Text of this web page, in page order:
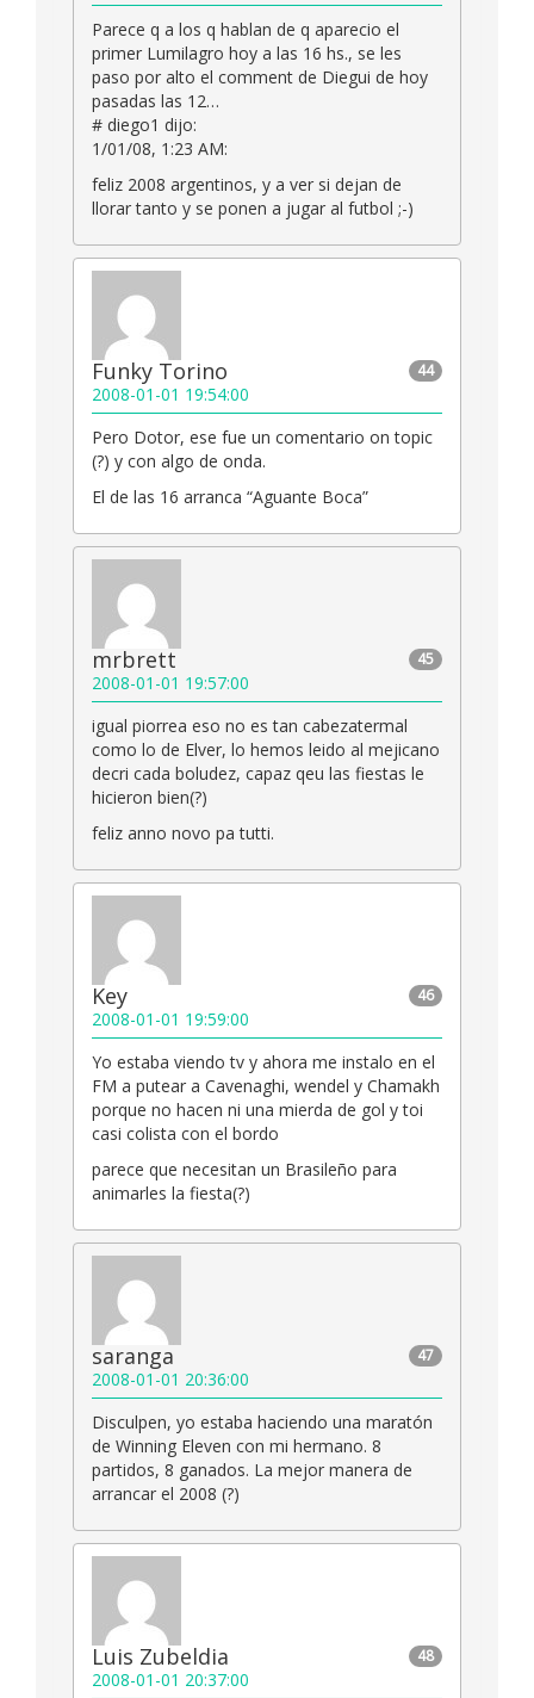
Parece q a los q hablan de q aparecio el
primer Lumilagro hoy a las 16 hs., se les
paso por alto el comment de Diegui de hoy
pasadas las 12…
# diego1 dijo:
1/01/08, 1:23 AM:
feliz 2008 argentinos, y a ver si dejan de
llorar tanto y se ponen a jugar al futbol ;-)
44
Funky Torino
2008-01-01 19:54:00
Pero Dotor, ese fue un comentario on topic
(?) y con algo de onda.
El de las 16 arranca “Aguante Boca”
45
mrbrett
2008-01-01 19:57:00
igual piorrea eso no es tan cabezatermal
como lo de Elver, lo hemos leido al mejicano
decri cada boludez, capaz qeu las fiestas le
hicieron bien(?)
feliz anno novo pa tutti.
46
Key
2008-01-01 19:59:00
Yo estaba viendo tv y ahora me instalo en el
FM a putear a Cavenaghi, wendel y Chamakh
porque no hacen ni una mierda de gol y toi
casi colista con el bordo
parece que necesitan un Brasileño para
animarles la fiesta(?)
47
saranga
2008-01-01 20:36:00
Disculpen, yo estaba haciendo una maratón
de Winning Eleven con mi hermano. 8
partidos, 8 ganados. La mejor manera de
arrancar el 2008 (?)
48
Luis Zubeldia
2008-01-01 20:37:00